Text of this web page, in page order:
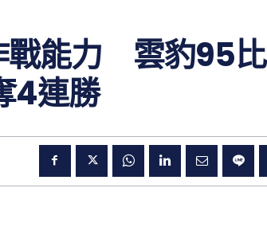
戰能力 雲豹95比
4連勝